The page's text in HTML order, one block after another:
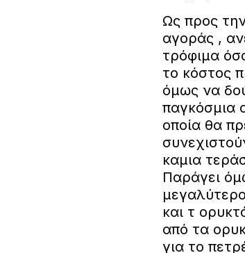
Ως προς
αγοράς ,
τρόφιμα
το κόστος
όμως να
παγκόσμια
οποία θα
καμια
Παράγει
και τ
από τα
για το